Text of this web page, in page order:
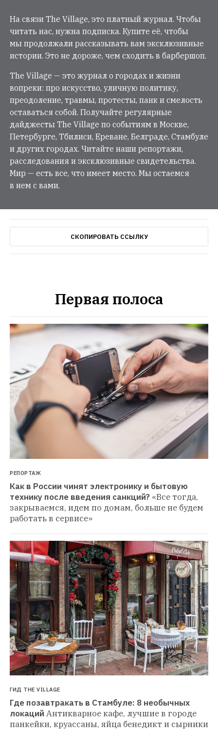
На связи The Village, это платный журнал. Чтобы
читать нас, нужна подписка. Купите её, чтобы
мы продолжали рассказывать вам эксклюзивные
истории. Это не дороже, чем сходить в барбершоп.
The Village — это журнал о городах и жизни
вопреки: про искусство, уличную политику,
преодоление, травмы, протесты, панк и смелость
оставаться собой. Получайте регулярные
дайджесты The Village по событиям в Москве,
Петербурге, Тбилиси, Ереване, Белграде, Стамбуле
и других городах. Читайте наши репортажи,
расследования и эксклюзивные свидетельства.
Мир — есть все, что имеет место. Мы остаемся
в нем с вами.
СКОПИРОВАТЬ ССЫЛКУ
Первая полоса
РЕПОРТАЖ
Как в России чинят электронику и бытовую
технику после введения санкций? «Все тогда,
закрываемся, идем по домам, больше не будем
работать в сервисе»
ГИД THE VILLAGE
Где позавтракать в Стамбуле: 8 необычных
локаций Антикварное кафе, лучшие в городе
панкейки, круассаны, яйца бенедикт и сырники